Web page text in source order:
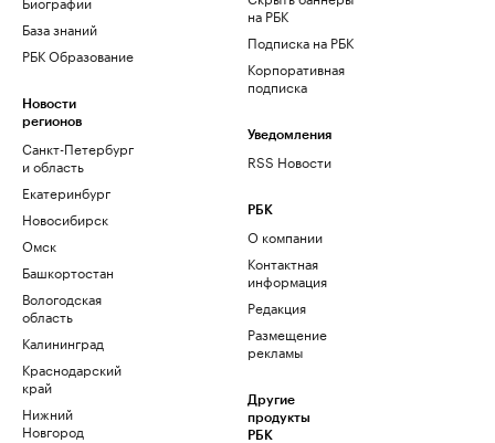
База знаний
РБК Образование
Новости
регионов
Санкт-Петербург
и область
Екатеринбург
Новосибирск
Омск
Башкортостан
Вологодская
область
Калининград
Краснодарский
край
Нижний
Новгород
на РБК
Подписка на РБК
Корпоративная
подписка
Уведомления
RSS Новости
РБК
О компании
Контактная
информация
Редакция
Размещение
рекламы
Другие
продукты
РБК